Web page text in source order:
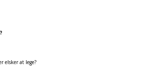
elsker at lege?